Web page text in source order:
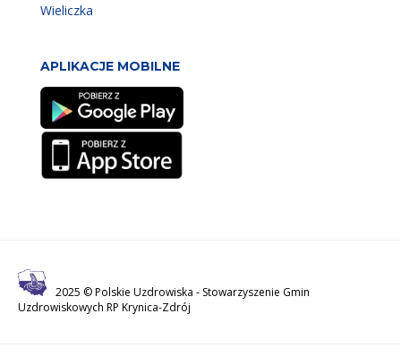
Wieliczka
APLIKACJE MOBILNE
2025 © Polskie Uzdrowiska - Stowarzyszenie Gmin
Uzdrowiskowych RP Krynica-Zdrój